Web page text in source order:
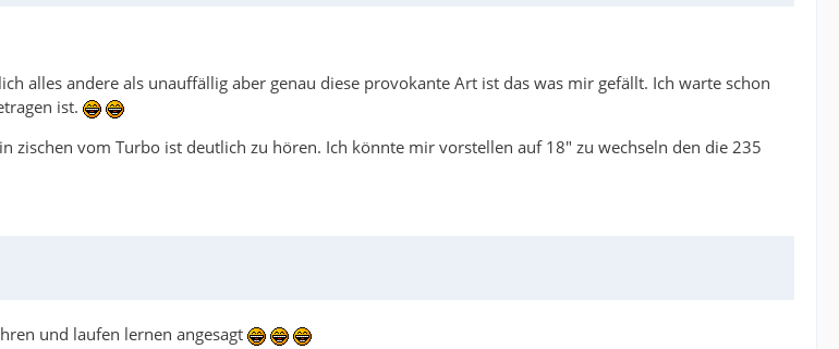
alles andere als unauffällig aber genau diese provokante Art ist das was mir gefällt. Ich warte schon
ist.
zischen vom Turbo ist deutlich zu hören. Ich könnte mir vorstellen auf 18" zu wechseln den die 235
und laufen lernen angesagt